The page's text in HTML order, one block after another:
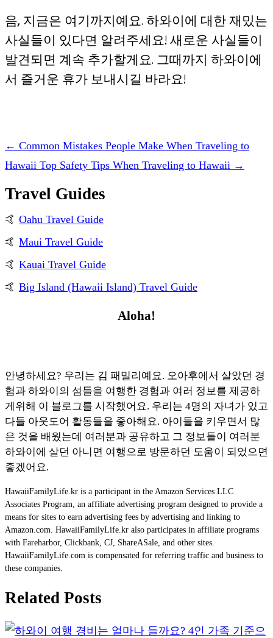
음, 지금은 여기까지예요. 하와이에 대한 재밌는
사실들이 있다면 알려주세요! 새로운 사실들이
발견되면 계속 추가할게요. 그때까지 하와이에
서 즐거운 휴가 보내시길 바라요!
← Common Mistakes People Make When Traveling to
Hawaii Top Safety Tips When Traveling to Hawaii →
Travel Guides
Oahu Travel Guide
Maui Travel Guide
Kauai Travel Guide
Big Island (Hawaii Island) Travel Guide
Aloha!
안녕하세요? 우리는 김 패밀리예요. 오아후에서 살았던 경
험과 하와이의 섬들을 여행한 경험과 여러 정보를 제공하
게위해 이 블로그를 시작했어요. 우리는 4명의 자녀가 있고
다들 아웃도어 활동들을 좋아해요. 아이들을 키우면서 많
은 것을 배웠는데 여러분과 공유하고 그 정보들이 여러분
하와이에 살던 아니면 여행으로 방문하던 도움이 되었으면
좋겠어요.
HawaiiFamilyLife.kr is a participant in the Amazon Services LLC
Associates Program, an affiliate advertising program designed to provide a
means for sites to earn advertising fees by advertising and linking to
Amazon.com. HawaiiFamilyLife.kr also participates in affiliate programs
with Fareharbor, Clickbank, CJ, ShareASale, and other sites.
HawaiiFamilyLife.com is compensated for referring traffic and business to
these companies.
Related Posts